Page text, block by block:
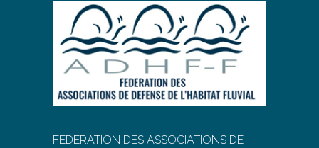
FEDERATION DES ASSOCIATIONS DE